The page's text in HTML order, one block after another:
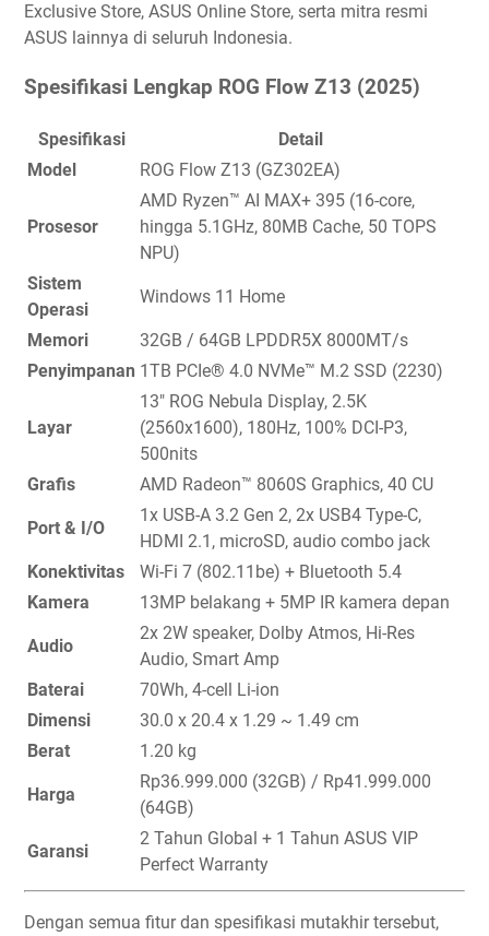
Exclusive Store, ASUS Online Store, serta mitra resmi
ASUS lainnya di seluruh Indonesia.
Spesifikasi Lengkap ROG Flow Z13 (2025)
Spesifikasi
Detail
Model
ROG Flow Z13 (GZ302EA)
Prosesor
AMD Ryzen™ AI MAX+ 395 (16-core,
hingga 5.1GHz, 80MB Cache, 50 TOPS
NPU)
Sistem
Operasi
Windows 11 Home
Memori
32GB / 64GB LPDDR5X 8000MT/s
Penyimpanan 1TB PCIe® 4.0 NVMe™ M.2 SSD (2230)
Layar
13" ROG Nebula Display, 2.5K
(2560x1600), 180Hz, 100% DCI-P3,
500nits
Grafis
AMD Radeon™ 8060S Graphics, 40 CU
Port & I/O
1x USB-A 3.2 Gen 2, 2x USB4 Type-C,
HDMI 2.1, microSD, audio combo jack
Konektivitas
Wi-Fi 7 (802.11be) + Bluetooth 5.4
Kamera
13MP belakang + 5MP IR kamera depan
Audio
2x 2W speaker, Dolby Atmos, Hi-Res
Audio, Smart Amp
Baterai
70Wh, 4-cell Li-ion
Dimensi
30.0 x 20.4 x 1.29 ~ 1.49 cm
Berat
1.20 kg
Harga
Rp36.999.000 (32GB) / Rp41.999.000
(64GB)
Garansi
2 Tahun Global + 1 Tahun ASUS VIP
Perfect Warranty
Dengan semua fitur dan spesifikasi mutakhir tersebut,